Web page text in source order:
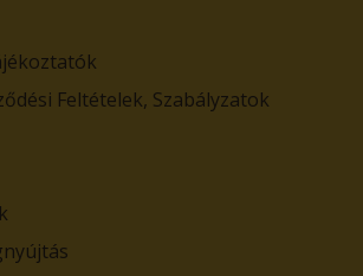
Feltételek, Szabályzatok